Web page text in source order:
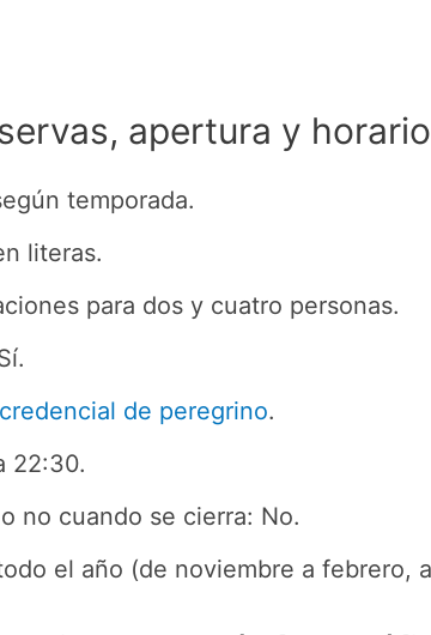
apertura y
temporada.
literas.
para dos y cuatro personas.
credencial de peregrino.
22:30.
no cuando se cierra: No.
el año (de noviembre a febrero,